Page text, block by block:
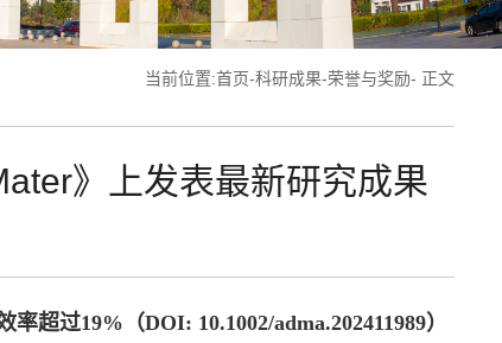
当前位置:首页-科研成果-荣誉与奖励- 正文
》上发表最新研究成果
率超过19% （DOI: 10.1002/adma.202411989）